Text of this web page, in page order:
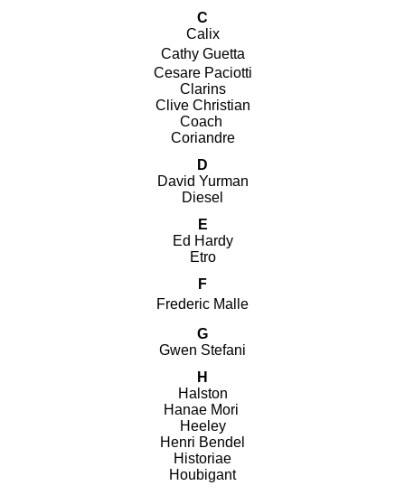
C
Calix
Cathy Guetta
Cesare Paciotti
Clarins
Clive Christian
Coach
Coriandre
D
David Yurman
Diesel
E
Ed Hardy
Etro
F
Frederic Malle
G
Gwen Stefani
H
Halston
Hanae Mori
Heeley
Henri Bendel
Historiae
Houbigant